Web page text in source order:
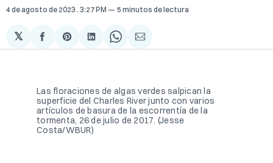
4 de agosto de 2023 . 3:27 PM 5 minutos de lectura
𝕏
Compartir
en
Share
on
Compartir
en
Share
on
Compartir
via
Las floraciones de algas verdes salpican la
superficie del Charles River junto con varios
artículos de basura de la escorrentía de la
tormenta, 26 de julio de 2017. (Jesse
Costa/WBUR)